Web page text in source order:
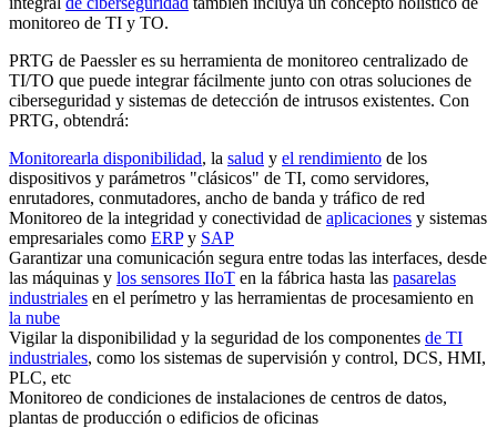
monitoreo de TI y TO.
PRTG de Paessler es su herramienta de monitoreo centralizado de
TI/TO que puede integrar fácilmente junto con otras soluciones de
ciberseguridad y sistemas de detección de intrusos existentes. Con
PRTG, obtendrá:
Monitorearla disponibilidad, la salud y el rendimiento de los
dispositivos y parámetros "clásicos" de TI, como servidores,
enrutadores, conmutadores, ancho de banda y tráfico de red
Monitoreo de la integridad y conectividad de aplicaciones y sistemas
empresariales como ERPy SAP
Garantizar una comunicación segura entre todas las interfaces, desde
las máquinas y los sensores IIoT en la fábrica hasta las pasarelas
industriales en el perímetro y las herramientas de procesamiento en
la nube
Vigilar la disponibilidad y la seguridad de los componentes de TI
industriales, como los sistemas de supervisión y control, DCS, HMI,
PLC, etc
Monitoreo de condiciones de instalaciones de centros de datos,
plantas de producción o edificios de oficinas